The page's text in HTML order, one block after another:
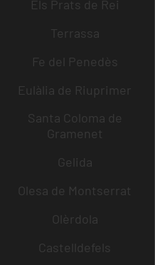
Els Prats de Rei
Terrassa
Fe del Penedès
Eulàlia de Riuprimer
Santa Coloma de
Gramenet
Gelida
Olesa de Montserrat
Olèrdola
Castelldefels